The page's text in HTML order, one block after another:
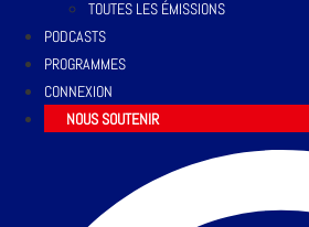
TOUTES LES ÉMISSIONS
PODCASTS
PROGRAMMES
CONNEXION
NOUS SOUTENIR